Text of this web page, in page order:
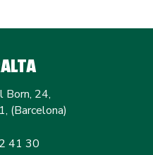
Born, 24,
, (Barcelona)
41 30